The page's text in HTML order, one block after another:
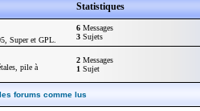
Statistiques
6 Messages
3 Sujets
Super et GPL.
2 Messages
1 Sujet
pile à
forums comme lus